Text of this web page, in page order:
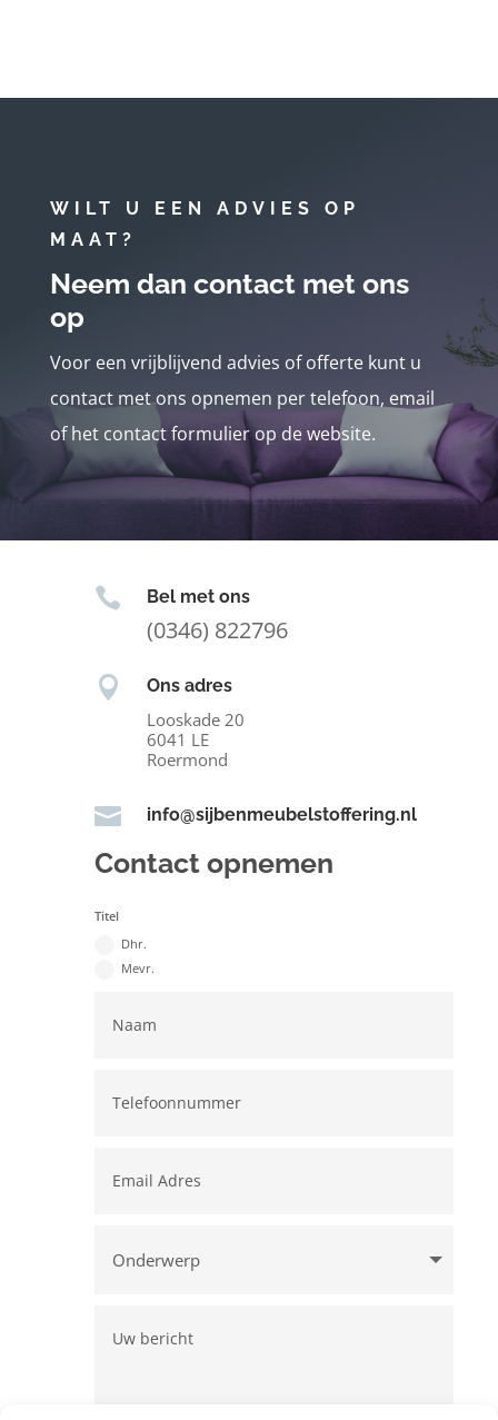
WILT U EEN ADVIES OP
MAAT?
Neem dan contact met ons
op
Voor een vrijblijvend advies of offerte kunt u
contact met ons opnemen per telefoon, email
of het contact formulier op de website.
 Bel met ons
(0346) 822796
 Ons adres
Looskade 20
6041 LE
Roermond
 info@sijbenmeubelstoffering.nl
Contact opnemen
Titel
Dhr.
Mevr.